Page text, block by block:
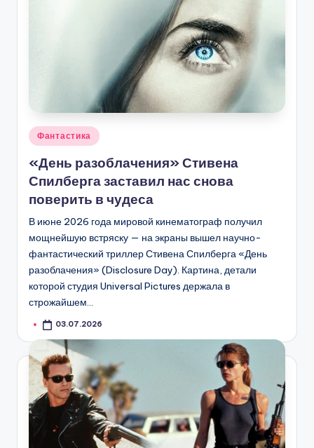
Опубликовано
Фантастика
«День разоблачения» Стивена
Спилберга заставил нас снова
поверить в чудеса
В июне 2026 года мировой кинематограф получил
мощнейшую встряску — на экраны вышел научно-
фантастический триллер Стивена Спилберга «День
разоблачения» (Disclosure Day). Картина, детали
которой студия Universal Pictures держала в
строжайшем…
03.07.2026